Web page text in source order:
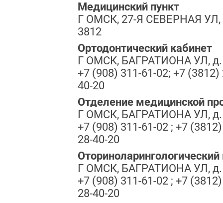
Медицинский пункт
Г ОМСК, 27-Я СЕВЕРНАЯ УЛ,
3812
Ортодонтический кабинет
Г ОМСК, БАГРАТИОНА УЛ, д.
+7 (908) 311-61-02; +7
40-20
Отделение медицинской
Г ОМСК, БАГРАТИОНА УЛ, д.
+7 (908) 311-61-02 ; +7
28-40-20
Оториноларингологический
Г ОМСК, БАГРАТИОНА УЛ, д.
+7 (908) 311-61-02 ; +7
28-40-20